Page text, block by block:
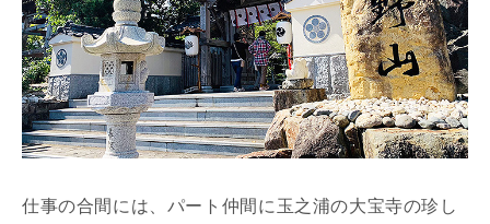
仕事の合間には、パート仲間に玉之浦の大宝寺の珍し